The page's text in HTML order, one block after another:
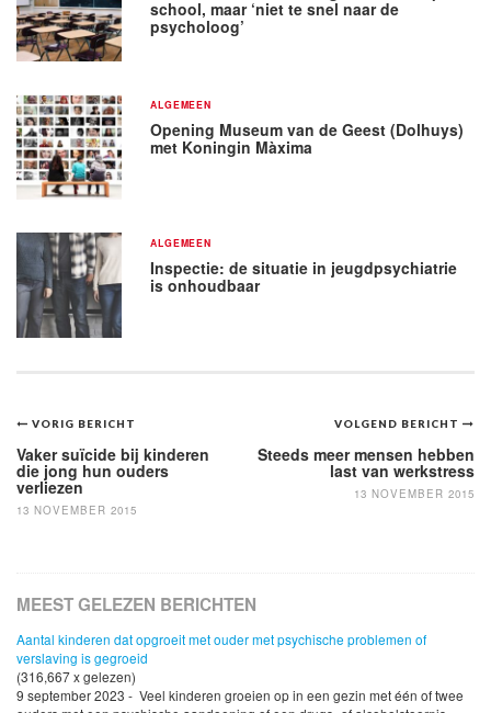
school, maar ‘niet te snel naar de
psycholoog’
ALGEMEEN
Opening Museum van de Geest (Dolhuys)
met Koningin Màxima
ALGEMEEN
Inspectie: de situatie in jeugdpsychiatrie
is onhoudbaar
Bericht
navigatie
VOLGEND BERICHT
Steeds meer mensen hebben
last van werkstress
13 NOVEMBER 2015
VORIG BERICHT
Vaker suïcide bij kinderen
die jong hun ouders
verliezen
13 NOVEMBER 2015
MEEST GELEZEN BERICHTEN
Aantal kinderen dat opgroeit met ouder met psychische problemen of
verslaving is gegroeid
(316,667 x gelezen)
9 september 2023 - Veel kinderen groeien op in een gezin met één of twee